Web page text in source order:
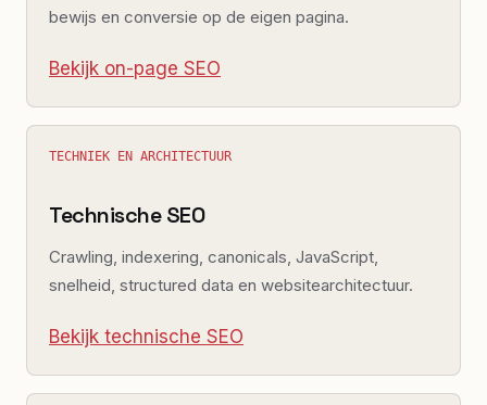
bewijs en conversie op de eigen pagina.
Bekijk on-page SEO
TECHNIEK EN ARCHITECTUUR
Technische SEO
Crawling, indexering, canonicals, JavaScript,
snelheid, structured data en websitearchitectuur.
Bekijk technische SEO